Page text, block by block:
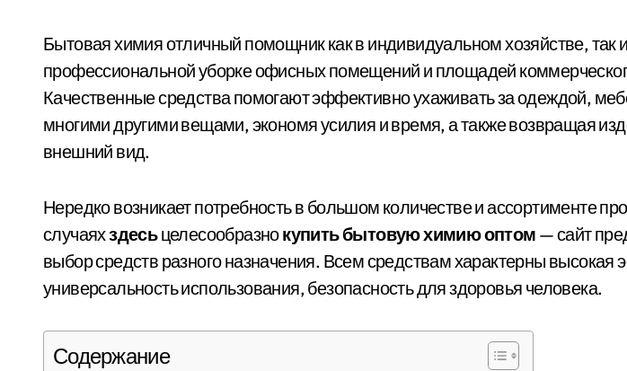
Бытовая химия отличный помощник как в индивидуальном хозяйстве, так
профессиональной уборке офисных помещений и площадей
Качественные средства помогают эффективно ухаживать за одеждой,
многими другими вещами, экономя усилия и время, а также возвращая
внешний вид.
Нередко возникает потребность в большом количестве и ассортименте
случаяхздесьцелесообразнокупить бытовую химию оптом — сайт
выбор средств разного назначения. Всем средствам характерны высокая
универсальность использования, безопасность для здоровья человека.
Содержание